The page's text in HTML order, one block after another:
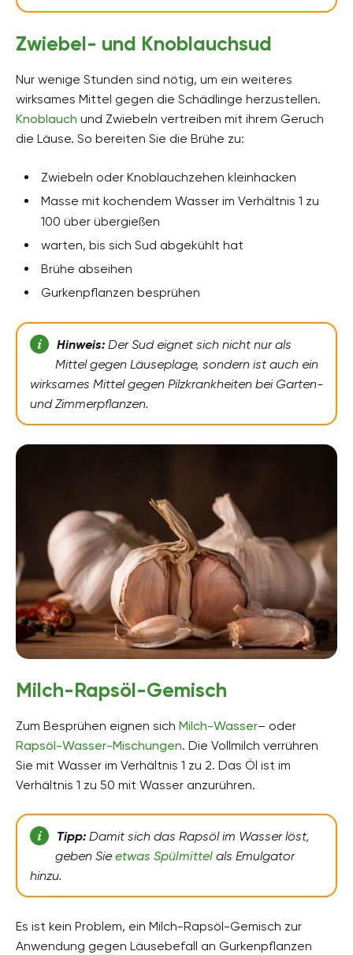
Zwiebel- und Knoblauchsud
Nur wenige Stunden sind nötig, um ein weiteres
wirksames Mittel gegen die Schädlinge herzustellen.
Knoblauch und Zwiebeln vertreiben mit ihrem Geruch
die Läuse. So bereiten Sie die Brühe zu:
Zwiebeln oder Knoblauchzehen kleinhacken
Masse mit kochendem Wasser im Verhältnis 1 zu
100 über übergießen
warten, bis sich Sud abgekühlt hat
Brühe abseihen
Gurkenpflanzen besprühen
Hinweis:Der Sud eignet sich nicht nur als
Mittel gegen Läuseplage, sondern ist auch ein
wirksames Mittel gegen Pilzkrankheiten bei Garten-
und Zimmerpflanzen.
Milch-Rapsöl-Gemisch
Zum Besprühen eignen sich Milch-Wasser– oder
Rapsöl-Wasser-Mischungen. Die Vollmilch verrühren
Sie mit Wasser im Verhältnis 1 zu 2. Das Öl ist im
Verhältnis 1 zu 50 mit Wasser anzurühren.
Tipp:Damit sich das Rapsöl im Wasser löst,
geben Sieetwas Spülmittelals Emulgator
hinzu.
Es ist kein Problem, ein Milch-Rapsöl-Gemisch zur
Anwendung gegen Läusebefall an Gurkenpflanzen